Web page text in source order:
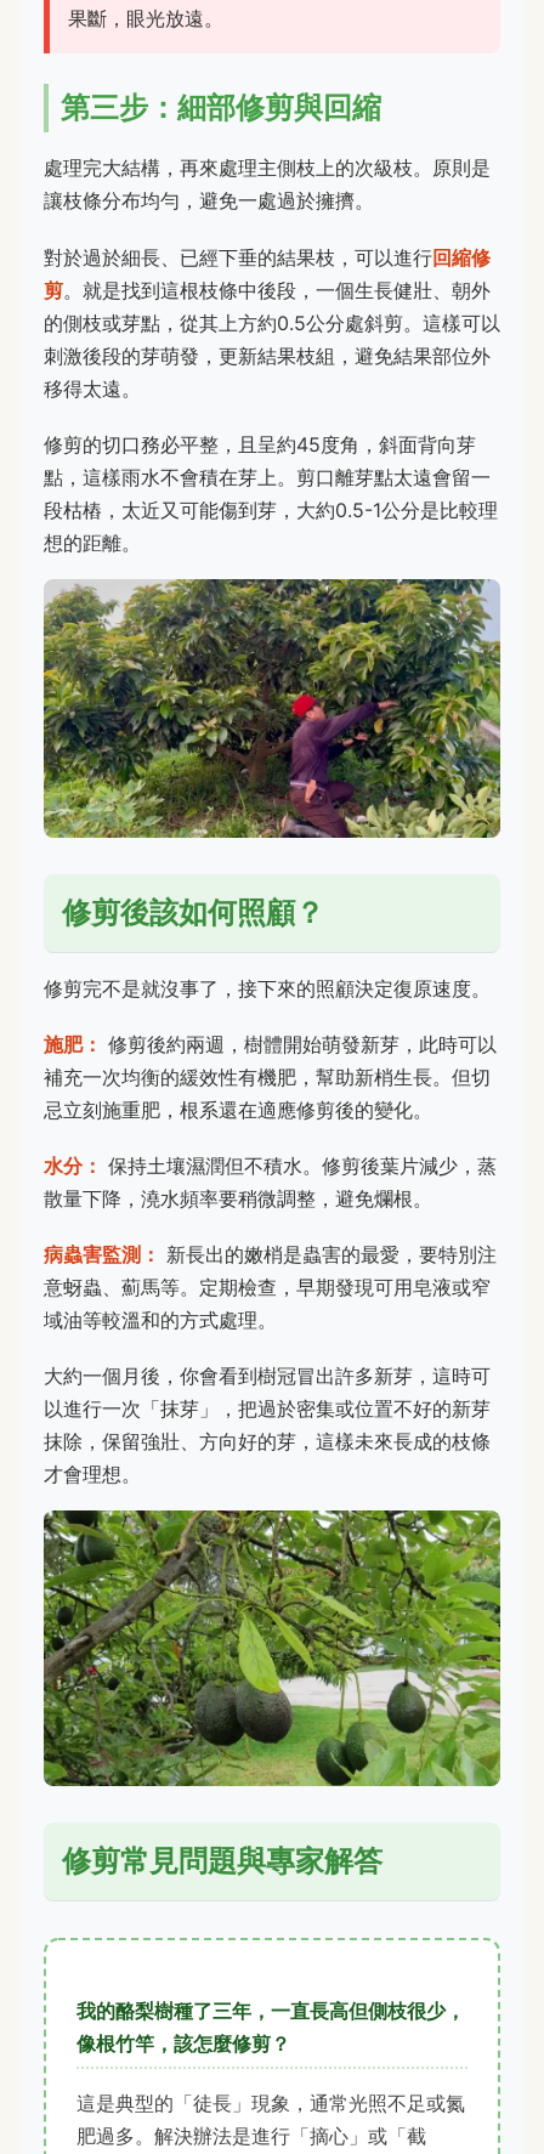
果斷，眼光放遠。
第三步：細部修剪與回縮
處理完大結構，再來處理主側枝上的次級枝。原則是
讓枝條分布均勻，避免一處過於擁擠。
對於過於細長、已經下垂的結果枝，可以進行回縮修
剪。就是找到這根枝條中後段，一個生長健壯、朝外
的側枝或芽點，從其上方約0.5公分處斜剪。這樣可以
刺激後段的芽萌發，更新結果枝組，避免結果部位外
移得太遠。
修剪的切口務必平整，且呈約45度角，斜面背向芽
點，這樣雨水不會積在芽上。剪口離芽點太遠會留一
段枯樁，太近又可能傷到芽，大約0.5-1公分是比較理
想的距離。
修剪後該如何照顧？
修剪完不是就沒事了，接下來的照顧決定復原速度。
施肥： 修剪後約兩週，樹體開始萌發新芽，此時可以
補充一次均衡的緩效性有機肥，幫助新梢生長。但切
忌立刻施重肥，根系還在適應修剪後的變化。
水分： 保持土壤濕潤但不積水。修剪後葉片減少，蒸
散量下降，澆水頻率要稍微調整，避免爛根。
病蟲害監測： 新長出的嫩梢是蟲害的最愛，要特別注
意蚜蟲、薊馬等。定期檢查，早期發現可用皂液或窄
域油等較溫和的方式處理。
大約一個月後，你會看到樹冠冒出許多新芽，這時可
以進行一次「抹芽」，把過於密集或位置不好的新芽
抹除，保留強壯、方向好的芽，這樣未來長成的枝條
才會理想。
修剪常見問題與專家解答
我的酪梨樹種了三年，一直長高但側枝很少，
像根竹竿，該怎麼修剪？
這是典型的「徒長」現象，通常光照不足或氮
肥過多。解決辦法是進行「摘心」或「截